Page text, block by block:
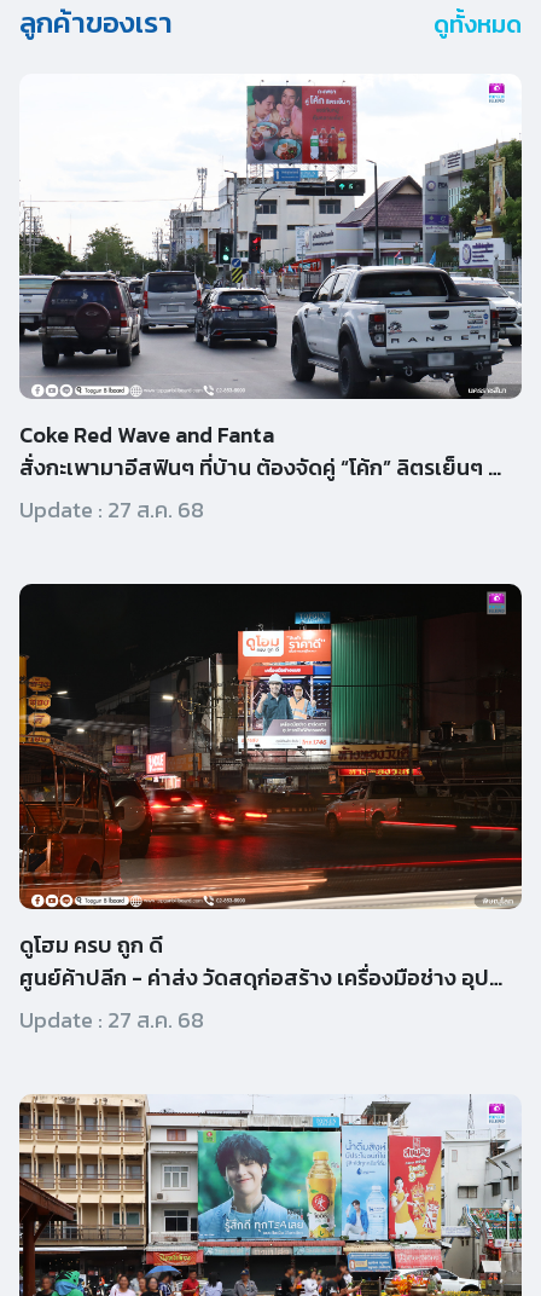
ลูกค้าของเรา ดูทั้งหมด
Coke Red Wave and Fanta
สั่งกะเพามาอีสฟินๆ ที่บ้าน ต้องจัดคู่ “โค้ก” ลิตรเย็นๆ แช
Update : 27 ส.ค. 68
ดูโฮม ครบ ถูก ดี
ศูนย์ค้าปลีก - ค่าส่ง วัดสดุก่อสร้าง เครื่องมือช่าง อุปกร
Update : 27 ส.ค. 68